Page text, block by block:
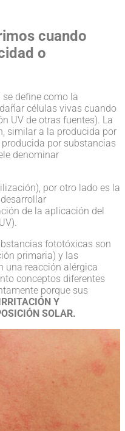
cuando
o
define como la
células vivas cuando
UV de otras fuentes). La
similar a la producida por
por substancias
denominar
por otro lado es la
de la aplicación del
fototóxicas son
primaria) y las
una reacción alérgica
conceptos diferentes
porque sus
Y
SOLAR.